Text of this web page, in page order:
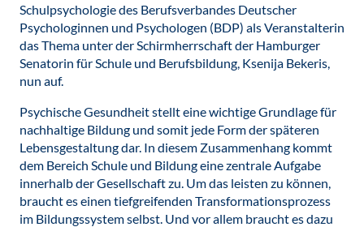
Schulpsychologie des Berufsverbandes Deutscher
Psychologinnen und Psychologen (BDP) als Veranstalterin
das Thema unter der Schirmherrschaft der Hamburger
Senatorin für Schule und Berufsbildung, Ksenija Bekeris,
nun auf.
Psychische Gesundheit stellt eine wichtige Grundlage für
nachhaltige Bildung und somit jede Form der späteren
Lebensgestaltung dar. In diesem Zusammenhang kommt
dem Bereich Schule und Bildung eine zentrale Aufgabe
innerhalb der Gesellschaft zu. Um das leisten zu können,
braucht es einen tiefgreifenden Transformationsprozess
im Bildungssystem selbst. Und vor allem braucht es dazu